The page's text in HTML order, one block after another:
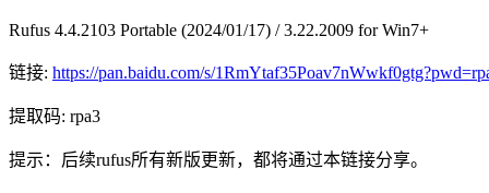
Rufus 4.4.2103 Portable (2024/01/17) / 3.22.2009 for Win7+
链接: https://pan.baidu.com/s/
提取码: rpa3
提示：后续rufus所有新版更新，都将通过本链接分享。